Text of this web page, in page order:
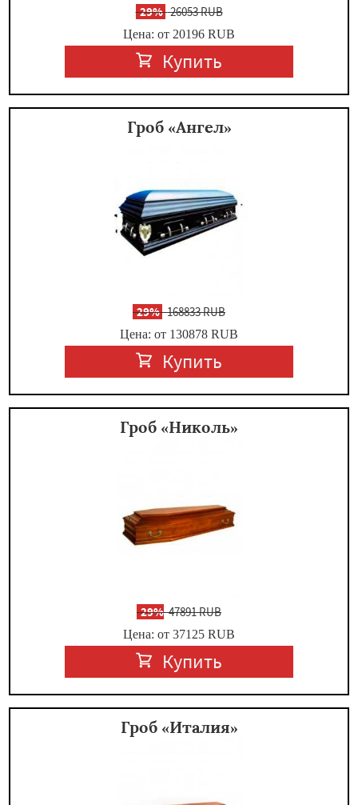
-29%26053 RUB
Цена: от 20196 RUB
Купить
Гроб «Ангел»
-29%168833 RUB
Цена: от 130878 RUB
Купить
Гроб «Николь»
-29%47891 RUB
Цена: от 37125 RUB
Купить
Гроб «Италия»